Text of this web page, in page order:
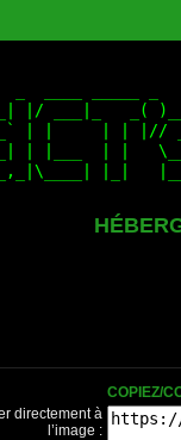
COPIEZ/
directement à
l’image :